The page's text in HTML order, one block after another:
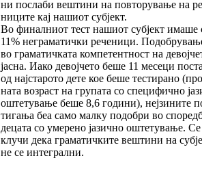
ни послаби вештини на повторување на
ни­ците кај нашиот субјект.
Во финалниот тест нашиот субјект имаше
11% неграматички реченици.
во граматичката компетентност на
јасна. Иако девојчето беше 11 месеци
од најстарото дете кое беше тестирано
на­та возраст на групата со специфично
ош­тетување беше 8,6 години), нејзи­ни­те
тига­ња беа само малку подобри во
децата со умерено јазично оште­ту­вање.
клу­чи дека граматичките веш­ти­ни на
не се интегрални.